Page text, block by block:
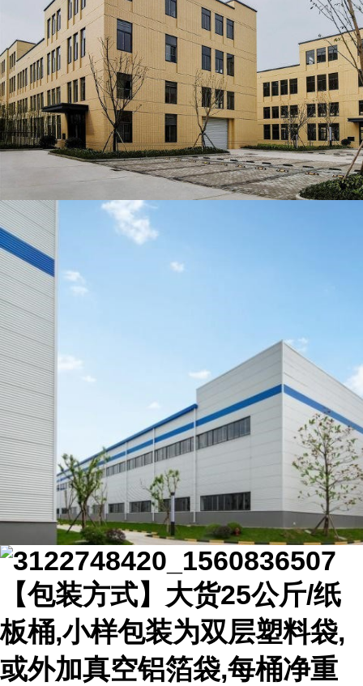
【包装方式】大货25公斤/纸
板桶,小样包装为双层塑料袋,
或外加真空铝箔袋,每桶净重